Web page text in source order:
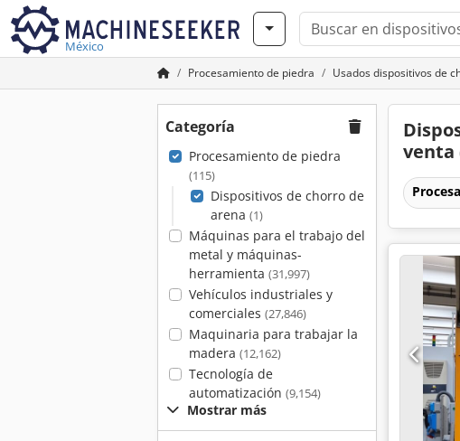
México
Procesamiento de piedra Usados dispositivos de
Categoría
Procesamiento de piedra
(115)
Dispositivos de chorro de
arena (1)
Máquinas para el trabajo del
metal y máquinas-
herramienta (31,997)
Vehículos industriales y
comerciales (27,846)
Maquinaria para trabajar la
madera (12,162)
Tecnología de
automatización (9,154)
Mostrar más
venta